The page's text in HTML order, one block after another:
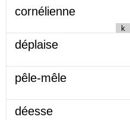
cornélienne
k
déplaise
pêle-mêle
déesse